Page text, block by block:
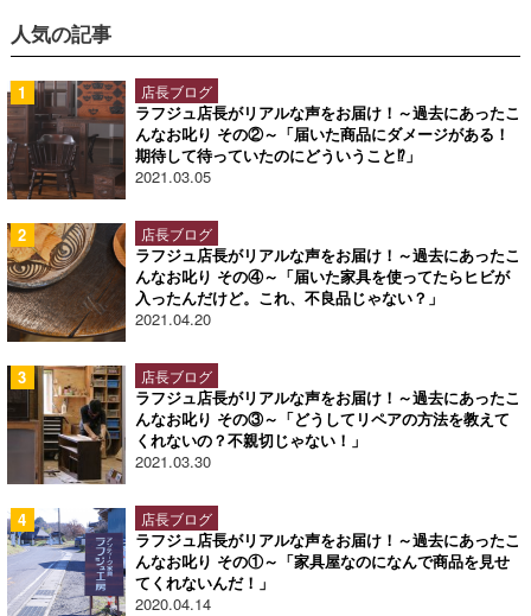
人気の記事
店長ブログ
ラフジュ店長がリアルな声をお届け！～過去にあったこ
んなお叱り その②～「届いた商品にダメージがある！
期待して待っていたのにどういうこと⁉」
2021.03.05
店長ブログ
ラフジュ店長がリアルな声をお届け！～過去にあったこ
んなお叱り その④～「届いた家具を使ってたらヒビが
入ったんだけど。これ、不良品じゃない？」
2021.04.20
店長ブログ
ラフジュ店長がリアルな声をお届け！～過去にあったこ
んなお叱り その③～「どうしてリペアの方法を教えて
くれないの？不親切じゃない！」
2021.03.30
店長ブログ
ラフジュ店長がリアルな声をお届け！～過去にあったこ
んなお叱り その①～「家具屋なのになんで商品を見せ
てくれないんだ！」
2020.04.14